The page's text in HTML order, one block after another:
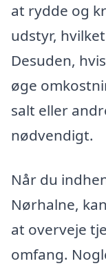
at rydde og
udstyr,
Desuden,
øge
salt eller
nødvendigt.
Når du
Nørhalne,
at overveje
omfang.